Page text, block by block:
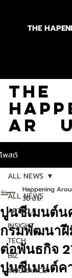
THE
The
Ar
โพสต์
ALL NEWS
ARTICLE
INSIGHT
TECH
BIZ
INSURANCE
ALL NEWS
ปูนซีเมนต์น
กรมพัฒนาฝี
ต่อพันธกิจ
ปูนซีเมนต์ค
Happening
30 มิ.ย.